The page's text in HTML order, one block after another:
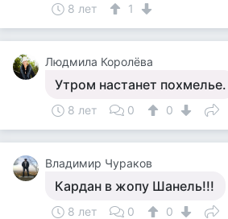
8 лет 1
Людмила Королёва
Утром настанет похмелье.
8 лет 0 0
Владимир Чураков
Кардан в жопу Шанель!!!
8 лет 0 0